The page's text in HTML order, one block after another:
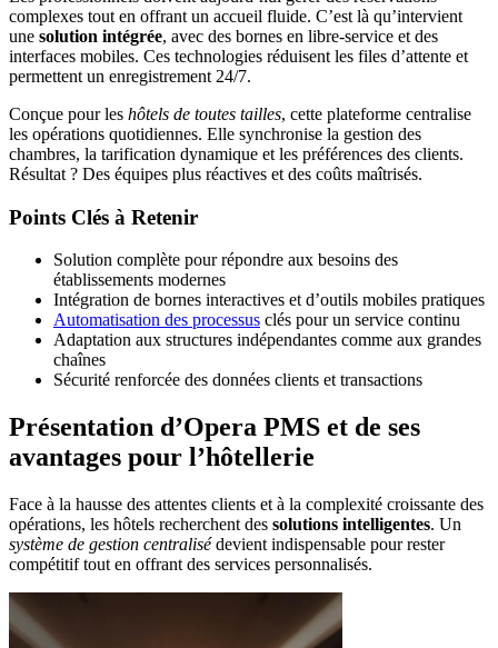
complexes tout en offrant un accueil fluide. C’est là qu’intervient
une solution intégrée, avec des bornes en libre-service et des
interfaces mobiles. Ces technologies réduisent les files d’attente et
permettent un enregistrement 24/7.
Conçue pour les hôtels de toutes tailles, cette plateforme centralise
les opérations quotidiennes. Elle synchronise la gestion des
chambres, la tarification dynamique et les préférences des clients.
Résultat ? Des équipes plus réactives et des coûts maîtrisés.
Points Clés à Retenir
Solution complète pour répondre aux besoins des
établissements modernes
Intégration de bornes interactives et d’outils mobiles pratiques
Automatisation des processus clés pour un service continu
Adaptation aux structures indépendantes comme aux grandes
chaînes
Sécurité renforcée des données clients et transactions
Présentation d’Opera PMS et de ses
avantages pour l’hôtellerie
Face à la hausse des attentes clients et à la complexité croissante des
opérations, les hôtels recherchent des solutions intelligentes. Un
système de gestion centralisédevient indispensable pour rester
compétitif tout en offrant des services personnalisés.